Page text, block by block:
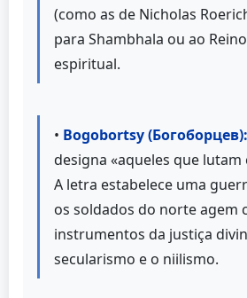
(como as de Nicholas
para Shambhala ou ao
espiritual.
• Bogobortsy (Богоборцев):
designa «aqueles que lutam
A letra estabelece uma
os soldados do norte agem
instrumentos da justiça
secularismo e o niilismo.